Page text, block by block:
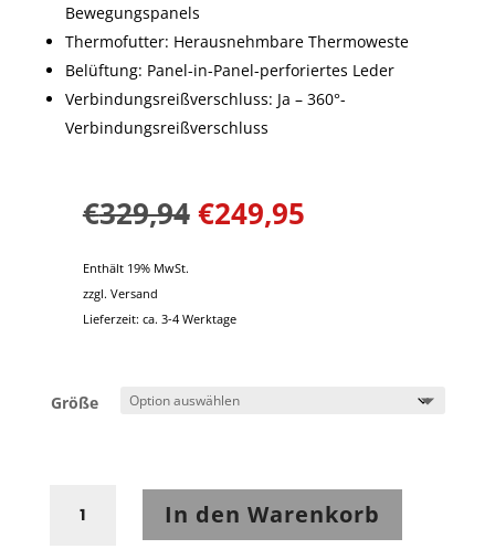
Bewegungspanels
Thermofutter: Herausnehmbare Thermoweste
Belüftung: Panel-in-Panel-perforiertes Leder
Verbindungsreißverschluss: Ja – 360°-
Verbindungsreißverschluss
€329,94 €249,95
Enthält 19% MwSt.
zzgl. Versand
Lieferzeit: ca. 3-4 Werktage
Größe
In den Warenkorb